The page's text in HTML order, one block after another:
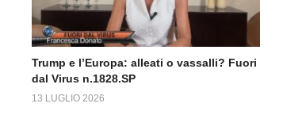
Trump e l’Europa: alleati o vassalli? Fuori
dal Virus n.1828.SP
13 LUGLIO 2026